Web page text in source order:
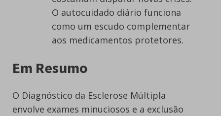
O autocuidado diário funciona
como um escudo complementar
aos medicamentos protetores.
Em Resumo
O Diagnóstico da Esclerose Múltipla
envolve exames minuciosos e a exclusão